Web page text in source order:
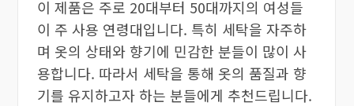
이 제품은 주로 20대부터 50대까지의 여성들
이 주 사용 연령대입니다. 특히 세탁을 자주하
며 옷의 상태와 향기에 민감한 분들이 많이 사
용합니다. 따라서 세탁을 통해 옷의 품질과 향
기를 유지하고자 하는 분들에게 추천드립니다.